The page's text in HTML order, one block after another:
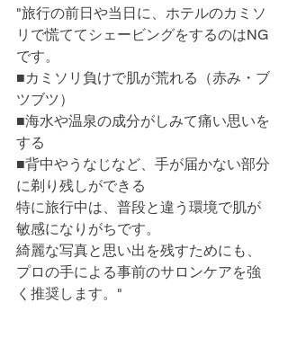
"旅行の前日や当日に、ホテルのカミソ
リで慌ててシェービングをするのはNG
です。
■カミソリ負けで肌が荒れる（赤み・ブ
ツブツ）
■海水や温泉の成分がしみて痛い思いを
する
■背中やうなじなど、手が届かない部分
に剃り残しができる
特に旅行中は、普段と違う環境で肌が
敏感になりがちです。
綺麗な写真と思い出を残すためにも、
プロの手による事前のサロンケアを強
く推奨します。"